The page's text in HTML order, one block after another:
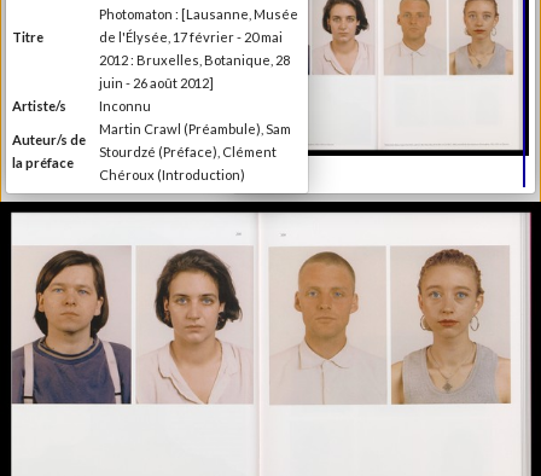
Titre
Photomaton : [Lausanne, Musée
de l'Élysée, 17 février - 20 mai
2012 : Bruxelles, Botanique, 28
juin - 26 août 2012]
Artiste/s
Inconnu
Auteur/s de
la préface
Martin Crawl (Préambule), Sam
Stourdzé (Préface), Clément
Chéroux (Introduction)
des textes
Ilsen About (Texte), Nora
Mathys et Kim Timby (Texte),
Clément Chéroux et Giuliano
Sergio (Texte), Brian Meacham
(Texte)
Editeur
Musée de l'Elysée
Lieu
d'édition
Lausanne; Lausanne
Date
d'édition
2012